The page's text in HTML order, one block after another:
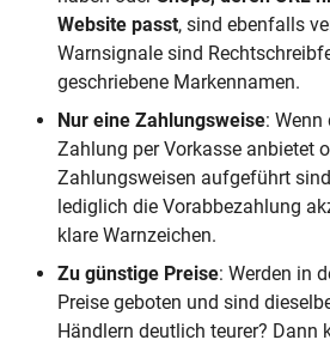
Website passt, sind ebenfalls
Warnsignale sind
geschriebene Markennamen.
Nur eine Zahlungsweise: Wenn
Zahlung per Vorkasse anbietet
Zahlungsweisen aufgeführt
lediglich die Vorabbezahlung
klare Warnzeichen.
Zu günstige Preise: Werden in
Preise geboten und sind
Händlern deutlich teurer? Dann